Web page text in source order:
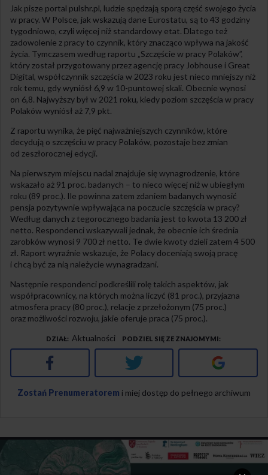
Jak pisze portal pulshr.pl, ludzie spędzają sporą część swojego życia
w pracy. W Polsce, jak wskazują dane Eurostatu, są to 43 godziny
tygodniowo, czyli więcej niż standardowy etat. Dlatego też
zadowolenie z pracy to czynnik, który znacząco wpływa na jakość
życia. Tymczasem według raportu „Szczęście w pracy Polaków”,
który został przygotowany przez agencję pracy Jobhouse i Great
Digital, współczynnik szczęścia w 2023 roku jest nieco mniejszy niż
rok temu, gdy wyniósł 6,9 w 10-puntowej skali. Obecnie wynosi
on 6,8. Najwyższy był w 2021 roku, kiedy poziom szczęścia w pracy
Polaków wyniósł aż 7,9 pkt.
Z raportu wynika, że pięć najważniejszych czynników, które
decydują o szczęściu w pracy Polaków, pozostaje bez zmian
od zeszłorocznej edycji.
Na pierwszym miejscu nadal znajduje się wynagrodzenie, które
wskazało aż 91 proc. badanych – to nieco więcej niż w ubiegłym
roku (89 proc.). Ile powinna zatem zdaniem badanych wynosić
pensja pozytywnie wpływająca na poczucie szczęścia w pracy?
Według danych z tegorocznego badania jest to kwota 13 200 zł
netto. Respondenci wskazywali jednak, że obecnie ich średnia
zarobków wynosi 9 700 zł netto. Te dwie kwoty dzieli zatem 4 500
zł. Raport wyraźnie wskazuje, że Polacy doceniają swoją pracę
i chcą być za nią należycie wynagradzani.
Następnie respondenci podkreślili rolę takich aspektów, jak
współpracownicy, na których można liczyć (81 proc.), przyjazna
atmosfera pracy (80 proc.), relacje z przełożonym (75 proc.)
oraz możliwości rozwoju, jakie oferuje praca (75 proc.).
DZIAŁ Aktualności PODZIEL SIĘ ZE ZNAJOMYMI
Facebook Twitter Google+
Zostań Prenumeratorem i miej dostęp do pełnego archiwum